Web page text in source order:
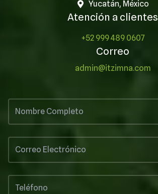
Yucatán, México
Atención a clientes
+52 999 489 0607
Correo
admin@itzimna.com